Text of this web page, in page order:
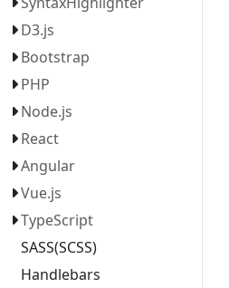
D3.js
Bootstrap
PHP
Node.js
React
Angular
Vue.js
TypeScript
SASS(SCSS)
Handlebars